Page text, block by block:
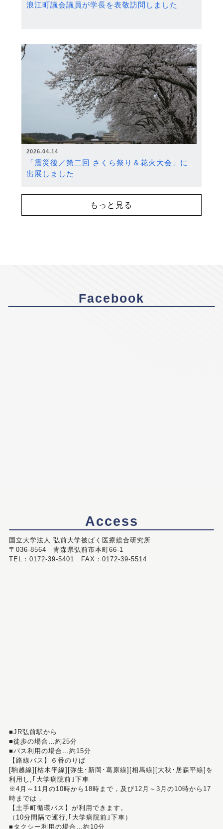
浪江町議会議員が学長を表敬訪問しました
2026.04.14
「震災後／第二回 さくら祭り＆花火大会」に
出展しました
もっと見る
Facebook
Access
国立大学法人 弘前大学被ばく医療総合研究所
〒036-8564 青森県弘前市本町66-1
TEL：0172-39-5401 FAX：0172-39-5514
■JR弘前駅から
■徒歩の場合…約25分
■バス利用の場合…約15分
【路線バス】６番のりば
[駒越線][枯木平線][弥生･新岡･葛原線][相馬線][大秋･居森平線]を
利用し,｢大学病院前｣下車
※4月～11月の10時から18時まで，及び12月～3月の10時から17
時までは，
【土手町循環バス】が利用できます。
（10分間隔で運行,｢大学病院前｣下車）
■タクシー利用の場合…約10分